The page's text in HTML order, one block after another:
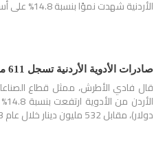
الأردنية شهدت نموًا بنسبة 14.8% على أساس سنوي…
صادرات الأدوية الأردنية تسجل 611 مليون دينار خلال 2024 بنسبة نمو 14.8%
قال فادي الأطرش، ممثل قطاع
دولار)، مقابل 532 مليون دينار خلال عام 2023. وأوضح…